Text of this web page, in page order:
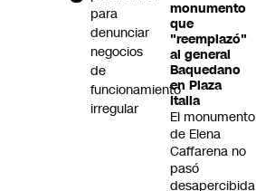
monumento
que
"reemplazó"
al general
Baquedano
en Plaza
Italia
El monumento
de Elena
Caffarena no
pasó
desapercibida
para
denunciar
negocios
de
funcionamiento
irregular